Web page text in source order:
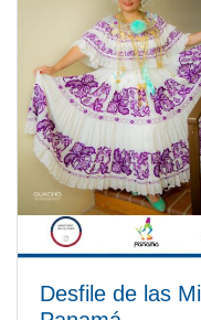
Desfile de las